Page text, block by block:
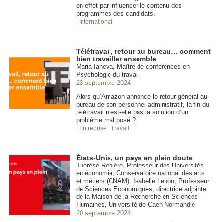
en effet par influencer le contenu des
programmes des candidats.
| International
Télétravail, retour au bureau… comment
bien travailler ensemble
Maria Ianeva, Maître de conférences en
Psychologie du travail
23 septembre 2024
Alors qu’Amazon annonce le retour général au
bureau de son personnel administratif, la fin du
télétravail n’est-elle pas la solution d’un
problème mal posé ?
| Entreprise | Travail
États-Unis, un pays en plein doute
Thérèse Rebière, Professeur des Universités
en économie, Conservatoire national des arts
et métiers (CNAM), Isabelle Lebon, Professeur
de Sciences Economiques, directrice adjointe
de la Maison de la Recherche en Sciences
Humaines, Université de Caen Normandie
20 septembre 2024